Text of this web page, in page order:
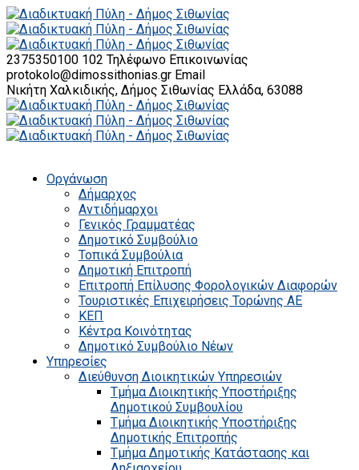
2375350100 102 Τηλέφωνο Επικοινωνίας
protokolo@dimossithonias.gr Email
Νικήτη Χαλκιδικής, Δήμος Σιθωνίας Ελλάδα, 63088
Οργάνωση
Δήμαρχος
Αντιδήμαρχοι
Γενικός Γραμματέας
Δημοτικό Συμβούλιο
Τοπικά Συμβούλια
Δημοτική Επιτροπή
Επιτροπή Επίλυσης Φορολογικών Διαφορών
Τουριστικές Επιχειρήσεις Τορώνης ΑΕ
ΚΕΠ
Κέντρα Κοινότητας
Δημοτικό Συμβούλιο Νέων
Υπηρεσίες
Διεύθυνση Διοικητικών Υπηρεσιών
Τμήμα Διοικητικής Υποστήριξης
Δημοτικού Συμβουλίου
Τμήμα Διοικητικής Υποστήριξης
Δημοτικής Επιτροπής
Τμήμα Δημοτικής Κατάστασης και